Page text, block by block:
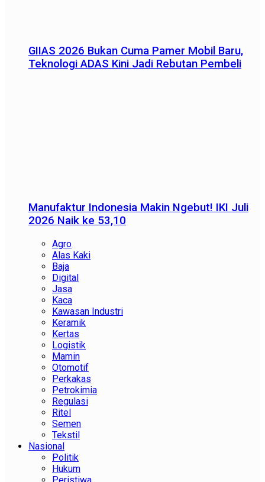
GIIAS 2026 Bukan Cuma Pamer Mobil Baru,
Teknologi ADAS Kini Jadi Rebutan Pembeli
Manufaktur Indonesia Makin Ngebut! IKI Juli
2026 Naik ke 53,10
Agro
Alas Kaki
Baja
Digital
Jasa
Kaca
Kawasan Industri
Keramik
Kertas
Logistik
Mamin
Otomotif
Perkakas
Petrokimia
Regulasi
Ritel
Semen
Tekstil
Nasional
Politik
Hukum